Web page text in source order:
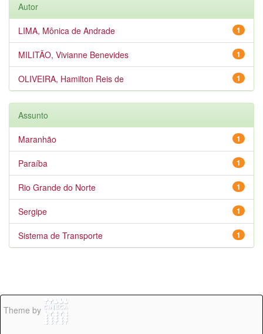
Autor
1
LIMA, Mônica de Andrade
1
MILITÃO, Vivianne Benevides
1
OLIVEIRA, Hamilton Reis de
Assunto
1
Maranhão
1
Paraíba
1
Rio Grande do Norte
1
Sergipe
1
Sistema de Transporte
Theme by